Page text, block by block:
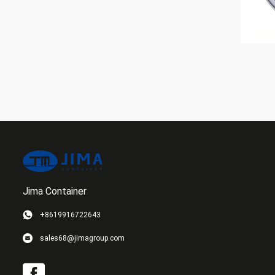
Jima Container
+8619916722643
sales68@jimagroup.com